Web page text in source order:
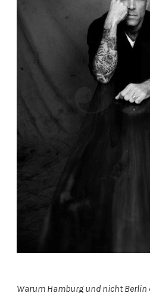
Warum Hamburg und nicht Berlin